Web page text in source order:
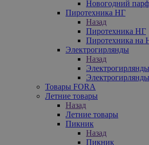
Новогодний
Пиротехника НГ
Назад
Пиротехника НГ
Пиротехника на
Электрогирлянды
Назад
Электрогирлянды
Электрогирлянды
Товары FORA
Летние товары
Назад
Летние товары
Пикник
Назад
Пикник